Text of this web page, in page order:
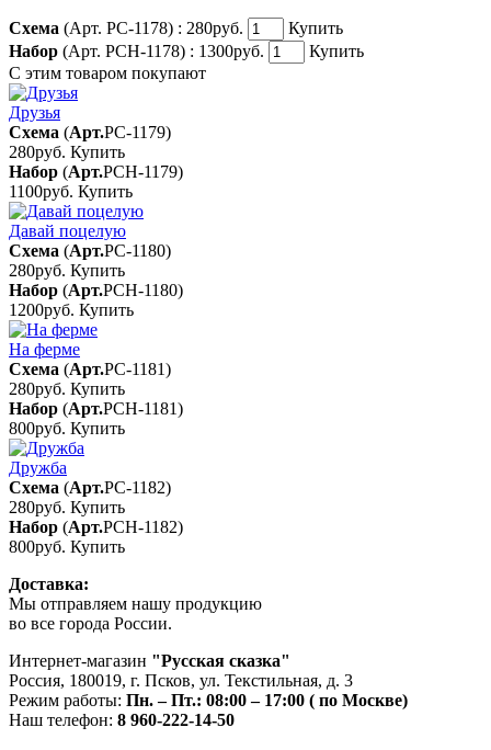
Схема (Арт. РС-1178) : 280руб.
Купить
Набор (Арт. РСН-1178) : 1300руб.
Купить
С этим товаром покупают
Друзья
Схема (Арт.РС-1179)
280руб. Купить
Набор (Арт.РСН-1179)
1100руб. Купить
Давай поцелую
Схема (Арт.РС-1180)
280руб. Купить
Набор (Арт.РСН-1180)
1200руб. Купить
На ферме
Схема (Арт.РС-1181)
280руб. Купить
Набор (Арт.РСН-1181)
800руб. Купить
Дружба
Схема (Арт.РС-1182)
280руб. Купить
Набор (Арт.РСН-1182)
800руб. Купить
Доставка:
Мы отправляем нашу продукцию
во все города России.
Интернет-магазин "Русская сказка"
Россия, 180019, г. Псков, ул. Текстильная, д. 3
Режим работы: Пн. – Пт.: 08:00 – 17:00 ( по Москве)
Наш телефон: 8 960-222-14-50